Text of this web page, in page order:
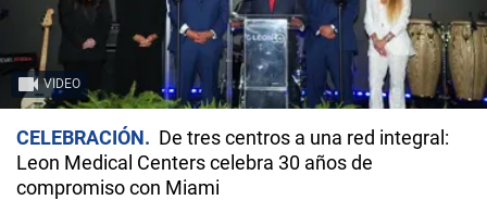
VIDEO
CELEBRACIÓN
De tres centros a una red integral:
Leon Medical Centers celebra 30 años de
compromiso con Miami